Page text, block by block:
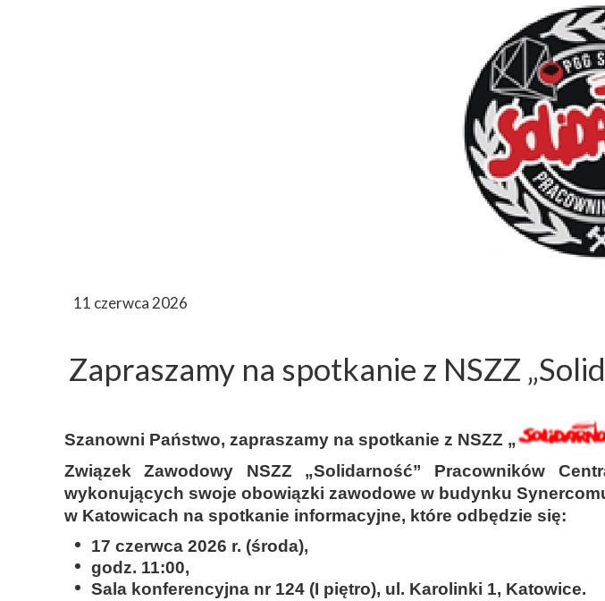
11 czerwca 2026
Zapraszamy na spotkanie z NSZZ
Szanowni Państwo, zapraszamy na spotkanie z NSZZ „
Związek Zawodowy NSZZ „Solidarność” Pracowników
wykonujących swoje obowiązki zawodowe w budynku
w Katowicach na spotkanie informacyjne, które odbędzie się:
17 czerwca 2026 r. (środa),
godz. 11:00,
Sala konferencyjna nr 124 (I piętro), ul. Karolinki 1, Katowice.